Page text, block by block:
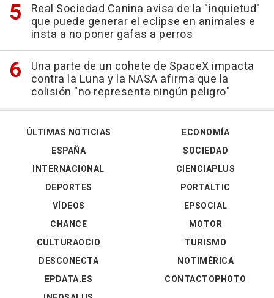
Real Sociedad Canina avisa de la "inquietud"
que puede generar el eclipse en animales e
insta a no poner gafas a perros
Una parte de un cohete de SpaceX impacta
contra la Luna y la NASA afirma que la
colisión "no representa ningún peligro"
ÚLTIMAS NOTICIAS
ESPAÑA
INTERNACIONAL
DEPORTES
VÍDEOS
ECONOMÍA
SOCIEDAD
CIENCIAPLUS
PORTALTIC
EPSOCIAL
CHANCE
CULTURAOCIO
DESCONECTA
EPDATA.ES
MOTOR
TURISMO
NOTIMÉRICA
CONTACTOPHOTO